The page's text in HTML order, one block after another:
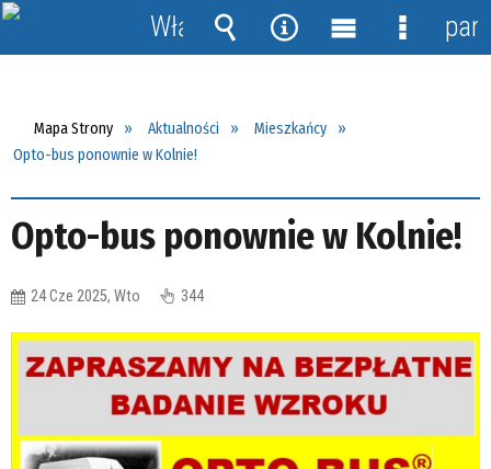
Mapa Strony Aktualności
Mieszkańcy
Opto-bus ponownie w Kolnie!
Opto-bus ponownie w Kolnie!
24 Cze 2025, Wto 344
Włącz
powiadomienia
Wyszukiwarka
Narzędzia
MenuMenu